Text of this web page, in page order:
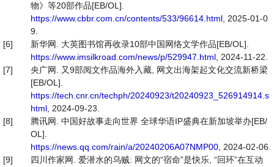
物》等20部作品[EB/OL].
https://www.cbbr.com.cn/contents/533/96614.html , 2025-01-0
9.
[6]
新华网. 大英图书馆再收录10部中国网络文学作品[EB/OL].
https://www.imsilkroad.com/news/p/529947.html , 2024-11-22.
[7]
央广网. 又9部阅文作品海外入藏, 网文出海架起文化交流新桥梁
[EB/OL].
https://tech.cnr.cn/techph/20240923/t20240923_526914914.s
html , 2024-09-23.
[8]
腾讯网. 中国好故事走向世界 全球华语IP盛典在新加坡举办[EB/
OL].
https://news.qq.com/rain/a/20240206A07NMP00 , 2024-02-06.
[9]
四川作家网. 爱潜水的乌贼: 网文的“宿命”是快乐, “回环”在互动